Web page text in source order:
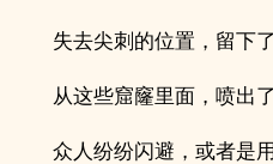
失去尖刺的位置，留下
从这些窟窿里面，喷出
众人纷纷闪避，或者是